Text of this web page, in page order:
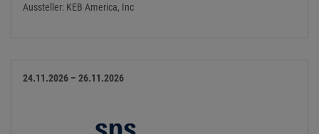
Aussteller: KEB America, Inc
24.11.2026 – 26.11.2026